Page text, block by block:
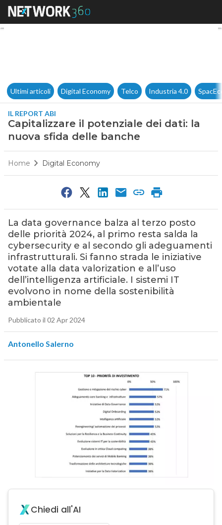
Capitalizzare il potenziale
Ultimi articoli Digital Economy Telco Industria 4.0
IL REPORT ABI
Capitalizzare il potenziale dei dati: la
nuova sfida delle banche
Home Digital Economy
La data governance balza al terzo posto
delle priorità 2024, al primo resta salda la
cybersecurity e al secondo gli adeguamenti
infrastrutturali. Si fanno strada le iniziative
votate alla data valorization e all’uso
dell’intelligenza artificiale. I sistemi IT
evolvono in nome della sostenibilità
ambientale
Pubblicato il 02 Apr 2024
Antonello Salerno
Chiedi all'AI